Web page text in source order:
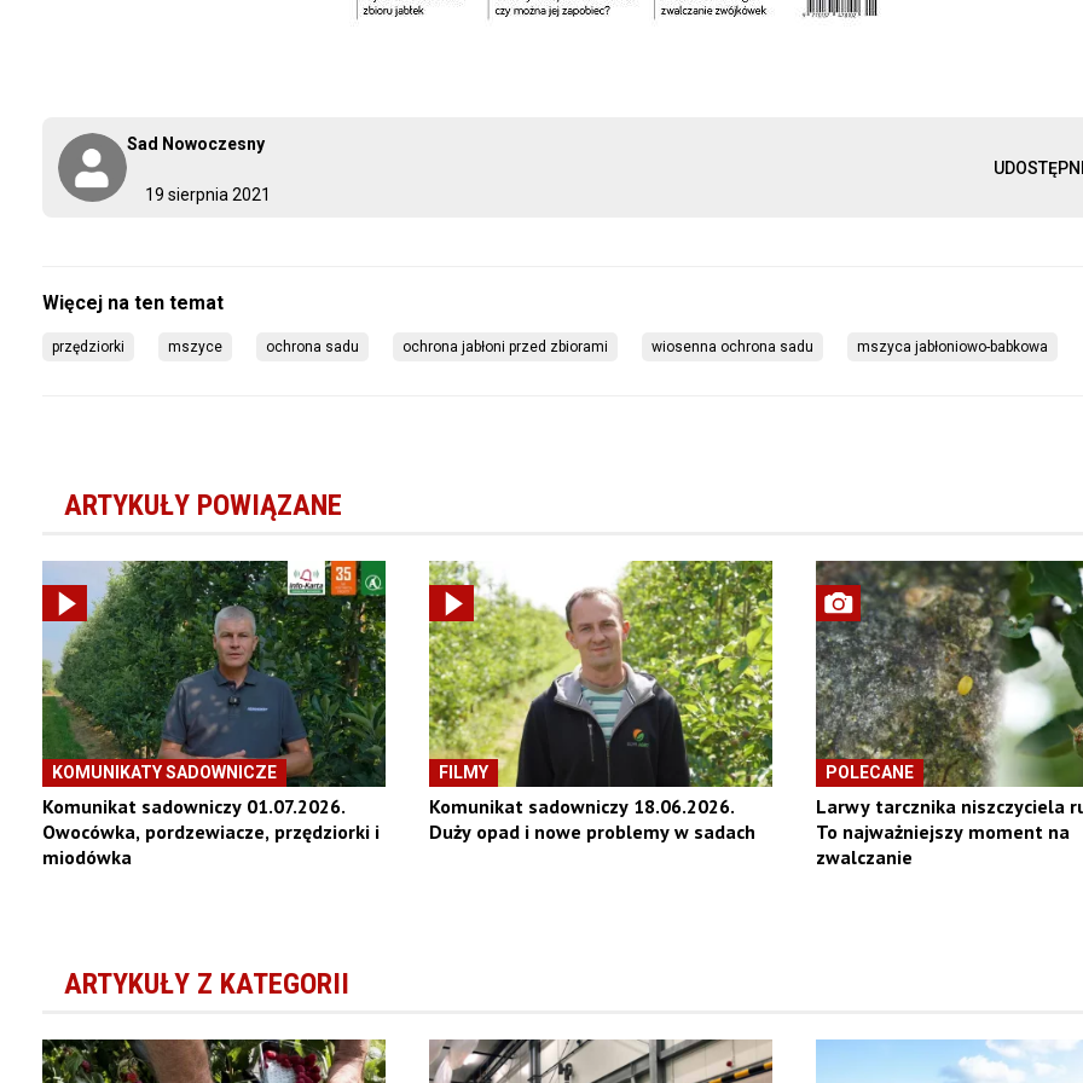
19 sierpnia 2021
Sad Nowoczesny
przędziorki mszyce ochrona sadu ochrona jabłoni przed zbiorami wiosenna ochrona sadu mszyca jabłoniowo-babkowa
ARTYKUŁY POWIĄZANE
KOMUNIKATY SADOWNICZE
Komunikat sadowniczy 01.07.2026.
Owocówka, pordzewiacze, przędziorki i
miodówka
FILMY
Komunikat sadowniczy 18.06.2026.
Duży opad i nowe problemy w sadach
POLECANE
Larwy tarcznika niszczyciela
To najważniejszy moment na
zwalczanie
ARTYKUŁY Z KATEGORII